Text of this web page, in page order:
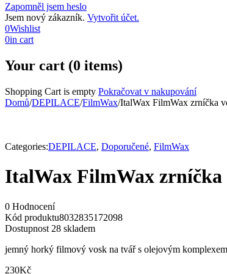
Zapomněl jsem heslo
Jsem nový zákazník. Vytvořit účet.
0Wishlist
0in cart
Your cart (0 items)
Shopping Cart is empty Pokračovat v nakupování
Domů/DEPILACE/FilmWax/ItalWax FilmWax zrníčka
Categories:DEPILACE, Doporučené, FilmWax
ItalWax FilmWax zrníčka
0 Hodnocení
Kód produktu8032835172098
Dostupnost 28 skladem
jemný horký filmový vosk na tvář s olejovým komplexem
230Kč